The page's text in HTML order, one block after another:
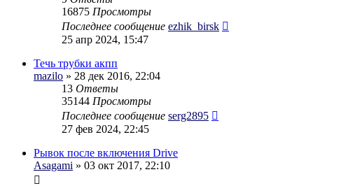
16875 Просмотры
Последнее сообщение ezhik_birsk
25 апр 2024, 15:47
Течь трубки акпп
mazilo » 28 дек 2016, 22:04
13 Ответы
35144 Просмотры
Последнее сообщение serg2895
27 фев 2024, 22:45
Рывок после включения Drive
Asagami » 03 окт 2017, 22:10